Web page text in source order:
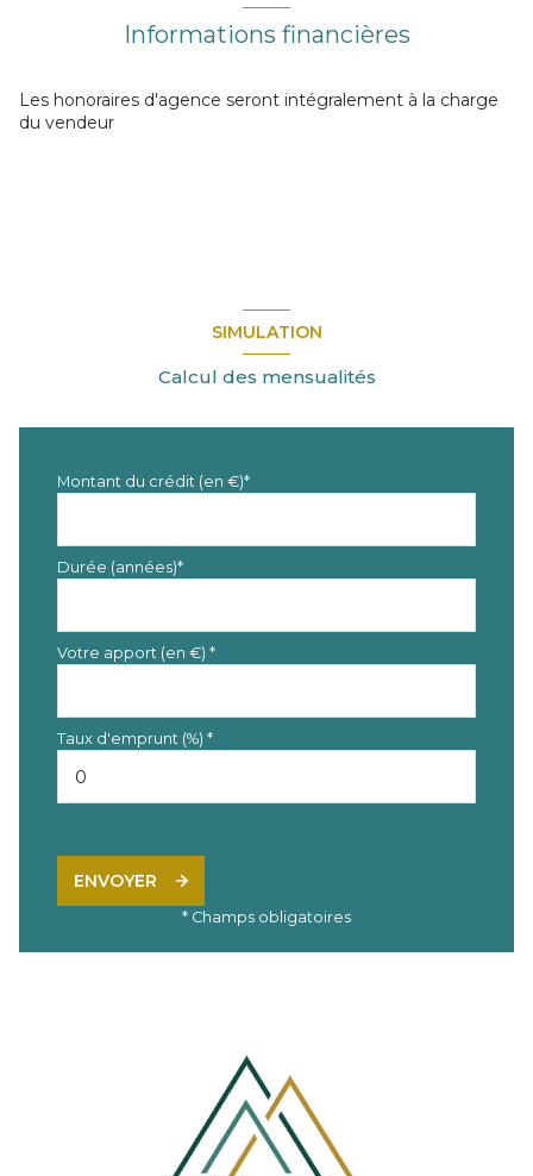
Informations financières
Les honoraires d'agence seront intégralement à la charge
du vendeur
SIMULATION
Calcul des mensualités
Montant du crédit (en €)*
Durée (années)*
Votre apport (en €) *
Taux d'emprunt (%) *
ENVOYER
* Champs obligatoires